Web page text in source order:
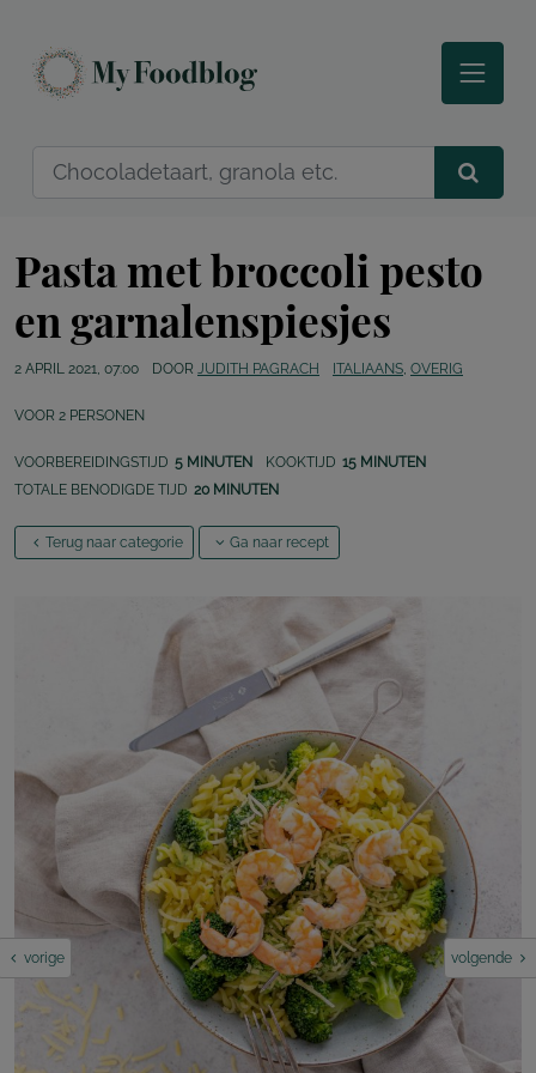
Pasta met broccoli pesto
en garnalenspiesjes
2 APRIL 2021, 07:00 DOOR JUDITH PAGRACH ITALIAANS, OVERIG
VOOR 2 PERSONEN
VOORBEREIDINGSTIJD 5 MINUTEN KOOKTIJD 15 MINUTEN
TOTALE BENODIGDE TIJD 20 MINUTEN
Terug naar categorie Ga naar recept
vorige volgende